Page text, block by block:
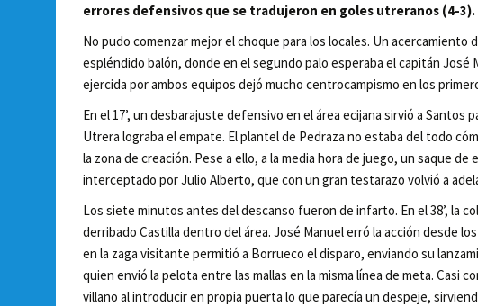
errores defensivos que se tradujeron en goles utreranos (4-3).
No pudo comenzar mejor el choque para los locales. Un acercamiento
espléndido balón, donde en el segundo palo esperaba el capitán José
ejercida por ambos equipos dejó mucho centrocampismo en los
En el 17’, un desbarajuste defensivo en el área ecijana sirvió a Santos
Utrera lograba el empate. El plantel de Pedraza no estaba del todo
la zona de creación. Pese a ello, a la media hora de juego, un saque
interceptado por Julio Alberto, que con un gran testarazo volvió a
Los siete minutos antes del descanso fueron de infarto. En el 38’, la
derribado Castilla dentro del área. José Manuel erró la acción desde
en la zaga visitante permitió a Borrueco el disparo, enviando su
quien envió la pelota entre las mallas en la misma línea de meta. Casi
villano al introducir en propia puerta lo que parecía un despeje,